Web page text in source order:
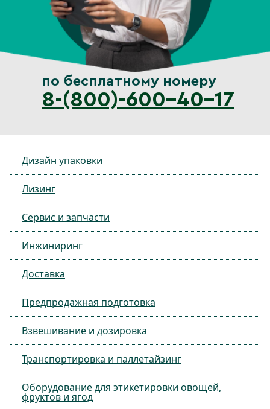
по бесплатному номеру
8-(800)-600-40-17
Дизайн упаковки
Лизинг
Сервис и запчасти
Инжиниринг
Доставка
Предпродажная подготовка
Взвешивание и дозировка
Транспортировка и паллетайзинг
Оборудование для этикетировки овощей,
фруктов и ягод